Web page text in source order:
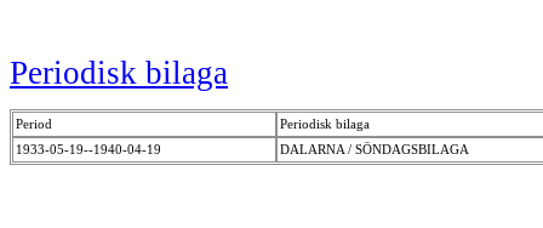
Periodisk bilaga
Period
Periodisk bilaga
1933-05-19--1940-04-19
DALARNA / SÖNDAGSBILAGA